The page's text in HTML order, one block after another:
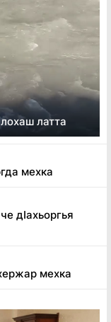
латта
мехка
дӏахьоргья
мехка